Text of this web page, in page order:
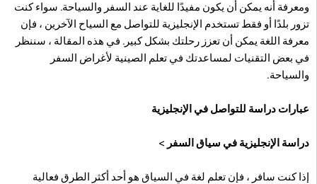
ومعرفة أنه يمكن أن يكون مفيدًا للغاية عند السفر والسياحة. سواء كنت
تزور بلدًا أو فقط تستخدم الإنجليزية للتواصل مع السياح الآخرين ، فإن
معرفة اللغة يمكن أن تعزز رحلتك بشكل كبير. في هذه المقالة ، سننظر
في بعض التقنيات لمساعدتك في تعلم الصينية لأغراض السفر
والسياحة.
عبارات دراسة للتواصل في الإنجليزية
دراسة الإنجليزية في سياق السفر >
إذا كنت سافر ، فإن تعلم لغة في السياق هو أحد أكثر الطرق فعالية